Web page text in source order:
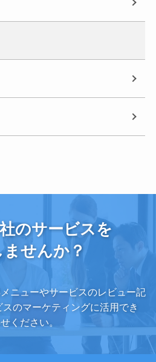
のサービスを
せんか？
ニューやサービスのレビュー記
のマーケティングに活用でき
ください。